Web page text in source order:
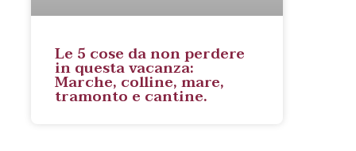
Le 5 cose da non perdere
in questa vacanza:
Marche, colline, mare,
tramonto e cantine.